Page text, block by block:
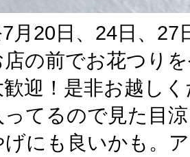
月20日、24日、27
の前でお花つり
歓迎！是非お越し
てるので見た目
げにも良いかも。